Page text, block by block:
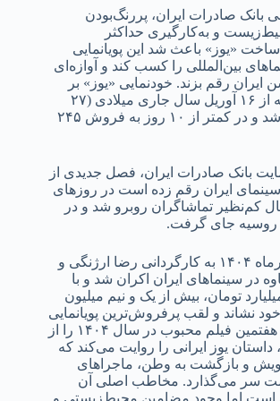
بانک صادرات ایران، پررنگ‌بودن
و به‌کارگیری حداکثر
ساخت «یوز» باعث شد این پویانمایی
بین‌المللی را کسب کند و آوازه‌ای
ایران رقم بزند. خودنمایی «یوز» بر
پرده سینماهای روسیه از ۱۶ آوریل سال جاری میلادی (۲۷
فروردین ۱۴۰۵) آغاز شد و در کمتر از ۱۰ روز به فروش ۲۴۵
بانک صادرات ایران، فصل جدیدی از
سینمای ایران رقم زده است در روزهای
کم‌نظیر تماشاگران روبرو شد و در
انیمیشن «یوز» در مهرماه ۱۴۰۴ به کارگردانی رضا ارژنگی و
در سینماهای ایران اکران شد و با
نزدیک به ۹۷ میلیارد تومان، بیش از یک و نیم میلیون
نشاند و لقب پرفروش‌ترین پویانمایی
تاریخ سینمای ایران و هفتمین فیلم محبوب در سال ۱۴۰۴ را از
داستان یوز ایرانی را روایت می‌کند که
و بازگشت به وطن، ماجراهای
سر می‌گذارد. مخاطب اصلی آن